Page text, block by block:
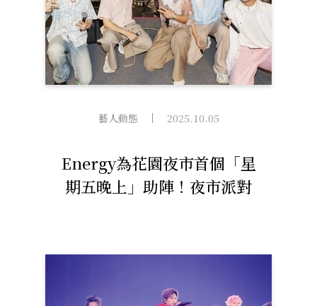
藝人動態
Energy為花園夜市首個「星
期五晚上」助陣！夜市派對
2025.10.05